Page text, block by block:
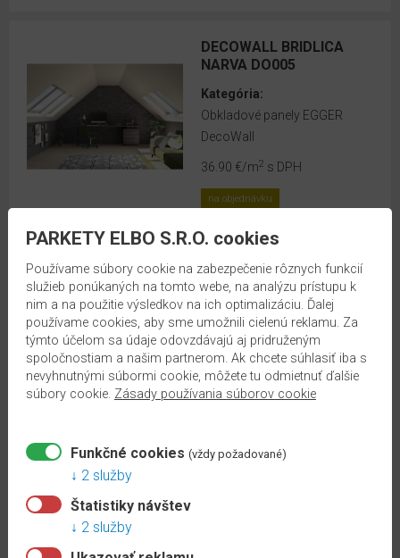
MINERÁLNE
OBKLADY
STENU
PODLAHU
OBKLADY
NA
STENU
DECOWALL BRIDLICA
NARVA DO005
Kategória:
Obkladové panely EGGER
DecoWall
36.90 €/m2 s DPH
na objednávku
ZOBRAZIŤ
DECOWALL BETÓN
ROVIGO DO003
Kategória:
Obkladové panely EGGER
DecoWall
na objednávku
PARKETY ELBO S.R.O. cookies
Používame súbory cookie na zabezpečenie rôznych funkcií
služieb ponúkaných na tomto webe, na analýzu prístupu k
nim a na použitie výsledkov na ich optimalizáciu. Ďalej
používame cookies, aby sme umožnili cielenú reklamu. Za
týmto účelom sa údaje odovzdávajú aj pridruženým
spoločnostiam a našim partnerom. Ak chcete súhlasiť iba s
nevyhnutnými súbormi cookie, môžete tu odmietnuť ďalšie
súbory cookie. Zásady používania súborov cookie
Funkčné cookies (vždy požadované)
2 služby
Štatistiky návštev
2 služby